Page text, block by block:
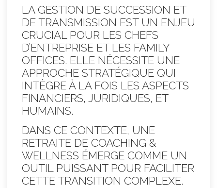
LA GESTION DE SUCCESSION ET
DE TRANSMISSION EST UN ENJEU
CRUCIAL POUR LES CHEFS
D’ENTREPRISE ET LES FAMILY
OFFICES. ELLE NÉCESSITE UNE
APPROCHE STRATÉGIQUE QUI
INTÈGRE À LA FOIS LES ASPECTS
FINANCIERS, JURIDIQUES, ET
HUMAINS.
DANS CE CONTEXTE, UNE
RETRAITE DE COACHING &
WELLNESS ÉMERGE COMME UN
OUTIL PUISSANT POUR FACILITER
CETTE TRANSITION COMPLEXE.